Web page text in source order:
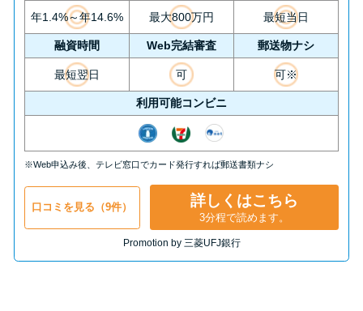
年1.4%～年14.6% 最大800万円 最短当日
融資時間 Web完結審査 郵送物ナシ
最短翌日 可 可※
利用可能コンビニ
※Web申込み後、テレビ窓口でカード発行すれば郵送書類ナシ
口コミを見る（9件） 詳しくはこちら
3分程で読めます。
Promotion by 三菱UFJ銀行